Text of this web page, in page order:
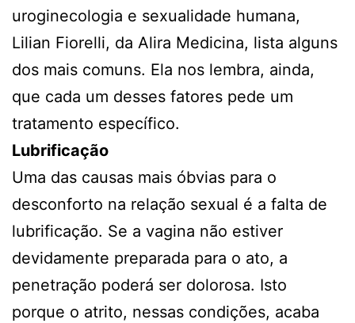
uroginecologia e sexualidade humana,
Lilian Fiorelli, da Alira Medicina, lista alguns
dos mais comuns. Ela nos lembra, ainda,
que cada um desses fatores pede um
tratamento específico.
Lubrificação
Uma das causas mais óbvias para o
desconforto na relação sexual é a falta de
lubrificação. Se a vagina não estiver
devidamente preparada para o ato, a
penetração poderá ser dolorosa. Isto
porque o atrito, nessas condições, acaba